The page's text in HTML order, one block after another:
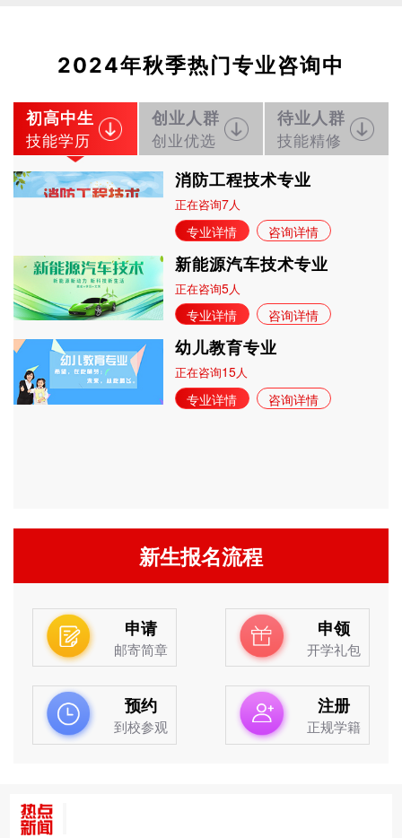
2024年秋季热门专业咨询中
初高中生
技能学历
创业人群
创业优选
待业人群
技能精修
消防工程技术专业
正在咨询7人
专业详情 咨询详情
新能源汽车技术专业
正在咨询5人
专业详情 咨询详情
幼儿教育专业
正在咨询15人
专业详情 咨询详情
新生报名流程
申请
邮寄简章
申领
开学礼包
预约
到校参观
注册
正规学籍